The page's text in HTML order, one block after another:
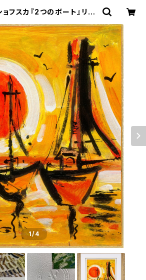
フスカ『2つのボート』リト
ル仕様 | Gallery Art Box
1/4